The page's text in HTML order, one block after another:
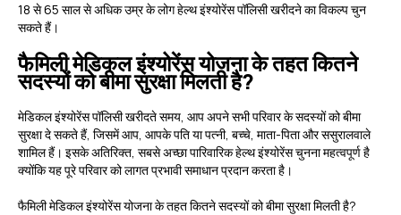
18 से 65 साल से अधिक उम्र के लोग हेल्थ इंश्योरेंस पॉलिसी खरीदने का विकल्प चुन
सकते हैं।
फैमिली मेडिकल इंश्योरेंस योजना के तहत कितने
सदस्यों को बीमा सुरक्षा मिलती है?
मेडिकल इंश्योरेंस पॉलिसी खरीदते समय, आप अपने सभी परिवार के सदस्यों को बीमा
सुरक्षा दे सकते हैं, जिसमें आप, आपके पति या पत्नी, बच्चे, माता-पिता और ससुरालवाले
शामिल हैं। इसके अतिरिक्त, सबसे अच्छा पारिवारिक हेल्थ इंश्योरेंस चुनना महत्वपूर्ण है
क्योंकि यह पूरे परिवार को लागत प्रभावी समाधान प्रदान करता है।
फैमिली मेडिकल इंश्योरेंस योजना के तहत कितने सदस्यों को बीमा सुरक्षा मिलती है?